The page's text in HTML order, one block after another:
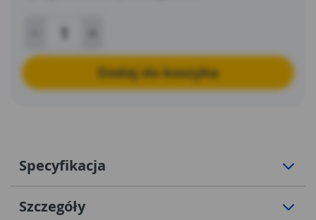
Dodaj do koszyka
Specyfikacja
Szczegóły